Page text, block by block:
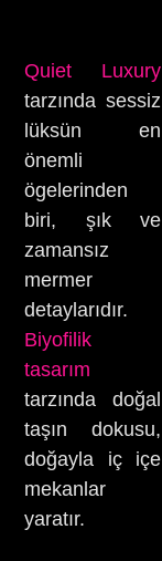
Quiet Luxury
tarzında sessiz
lüksün en
önemli
ögelerinden
biri, şık ve
zamansız
mermer
detaylarıdır.
Biyofilik
tasarım
tarzında doğal
taşın dokusu,
doğayla iç içe
mekanlar
yaratır.